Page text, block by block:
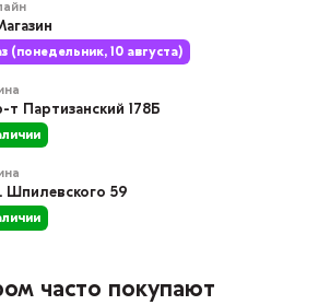
(понедельник, 10 августа)
т Партизанский 178Б
Шпилевского 59
часто покупают